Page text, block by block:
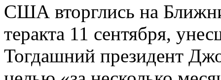
США вторглись на
теракта 11 сентября,
Тогдашний президент